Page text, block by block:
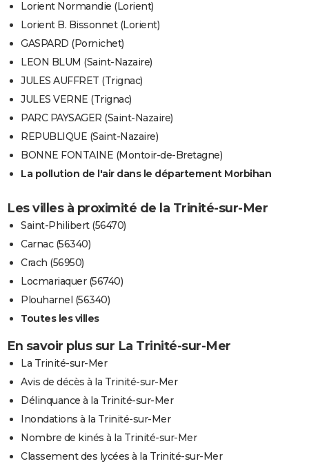
Lorient Normandie (Lorient)
Lorient B. Bissonnet (Lorient)
GASPARD (Pornichet)
LEON BLUM (Saint-Nazaire)
JULES AUFFRET (Trignac)
JULES VERNE (Trignac)
PARC PAYSAGER (Saint-Nazaire)
REPUBLIQUE (Saint-Nazaire)
BONNE FONTAINE (Montoir-de-Bretagne)
La pollution de l'air dans le département Morbihan
Les villes à proximité de la Trinité-sur-Mer
Saint-Philibert (56470)
Carnac (56340)
Crach (56950)
Locmariaquer (56740)
Plouharnel (56340)
Toutes les villes
En savoir plus sur La Trinité-sur-Mer
La Trinité-sur-Mer
Avis de décès à la Trinité-sur-Mer
Délinquance à la Trinité-sur-Mer
Inondations à la Trinité-sur-Mer
Nombre de kinés à la Trinité-sur-Mer
Classement des lycées à la Trinité-sur-Mer